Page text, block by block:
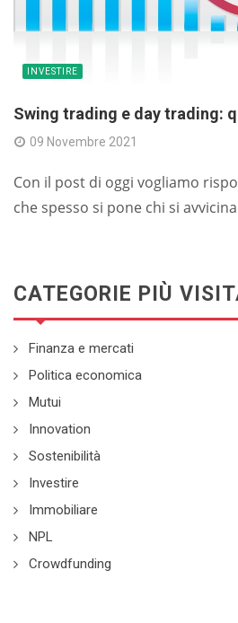
INVESTIRE
Swing trading e day trading:
09 Novembre 2021
Con il post di oggi vogliamo
che spesso si pone chi si
CATEGORIE PIÙ
Finanza e mercati
Politica economica
Mutui
Innovation
Sostenibilità
Investire
Immobiliare
NPL
Crowdfunding